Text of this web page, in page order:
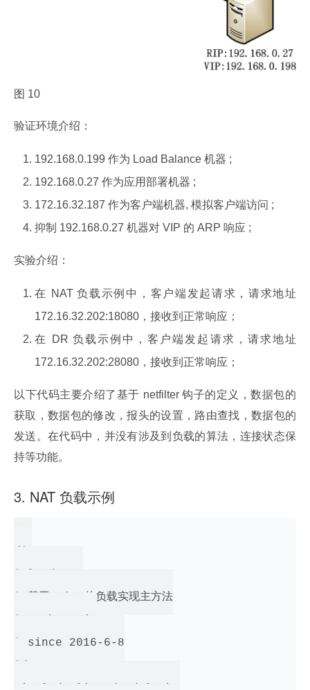
图 10
验证环境介绍：
192.168.0.199 作为 Load Balance 机器 ;
192.168.0.27 作为应用部署机器 ;
172.16.32.187 作为客户端机器, 模拟客户端访问 ;
抑制 192.168.0.27 机器对 VIP 的 ARP 响应 ;
实验介绍：
在 NAT 负载示例中，客户端发起请求，请求地址
172.16.32.202:18080，接收到正常响应；
在 DR 负载示例中，客户端发起请求，请求地址
172.16.32.202:28080，接收到正常响应；
以下代码主要介绍了基于 netfilter 钩子的定义，数据包的
获取，数据包的修改，报头的设置，路由查找，数据包的
发送。在代码中，并没有涉及到负载的算法，连接状态保
持等功能。
3. NAT 负载示例
* 基于 vip 的负载实现主方法
* since 2016-6-8